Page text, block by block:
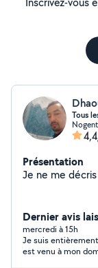
Tous
Présentation
Je ne me
Dernier avis
mercredi à 15h
Je suis
est venu à mon